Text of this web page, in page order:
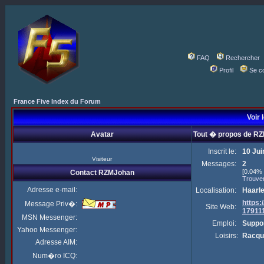
FAQ
Rechercher
Profil
Se
France Five Index du Forum
Voir
Avatar Tout � propos de
Visiteur
Inscrit le:
10
Messages:
2
[0.04%
Localisation:
Site Web:
Emploi:
Loisirs:
Contact RZMJohan
Adresse e-mail:
Message Priv�:
MSN Messenger:
Yahoo Messenger:
Adresse AIM:
Num�ro ICQ: